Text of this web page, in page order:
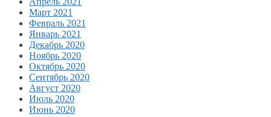
Март 2021
Февраль 2021
Январь 2021
Декабрь 2020
Ноябрь 2020
Октябрь 2020
Сентябрь 2020
Август 2020
Июль 2020
Июнь 2020